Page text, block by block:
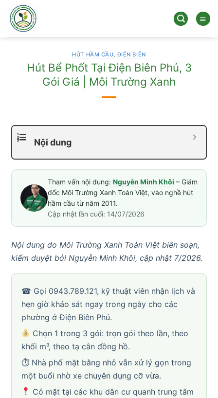
qua
dung
HÚT HẦM CẦU,ĐIỆN BIÊN
Hút Bể Phốt Tại Điện Biên Phủ, 3
Gói Giá | Môi Trường Xanh
Nội dung
Tham vấn nội dung: Nguyễn Minh Khôi – Giám
đốc Môi Trường Xanh Toàn Việt, vào nghề hút
hầm cầu từ năm 2011.
Cập nhật lần cuối: 14/07/2026
Nội dung do Môi Trường Xanh Toàn Việt biên soạn,
kiểm duyệt bởi Nguyễn Minh Khôi, cập nhật 7/2026.
☎ Gọi 0943.789.121, kỹ thuật viên nhận lịch và
hẹn giờ khảo sát ngay trong ngày cho các
phường ở Điện Biên Phủ.
Chọn 1 trong 3 gói: trọn gói theo lần, theo
khối m³, theo tạ cân đồng hồ.
⏱ Nhà phố mặt bằng nhỏ vẫn xử lý gọn trong
một buổi nhờ xe chuyên dụng cỡ vừa.
Có mặt tại các khu dân cư quanh trung tâm